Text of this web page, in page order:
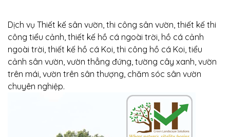
Dịch vụ Thiết kế sân vườn, thi công sân vườn, thiết kế thi
công tiểu cảnh, thiết kế hồ cá ngoài trời, hồ cá cảnh
ngoài trời, thiết kế hồ cá Koi, thi công hồ cá Koi, tiểu
cảnh sân vườn, vườn thẳng đứng, tường cây xanh, vườn
trên mái, vườn trên sân thượng, chăm sóc sân vườn
chuyên nghiệp.